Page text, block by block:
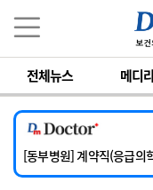
전체뉴스 메디
[서울아산병원] 2026년 하
[영남대학교의료원] 마취
[충남대학교병원] 소아청
[동부병원] 계약직(응급의
[이대목동병원] 하반기 전